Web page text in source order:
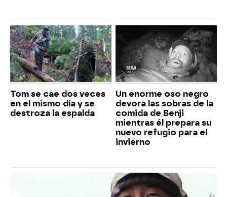
Tom se cae dos veces
en el mismo día y se
destroza la espalda
Un enorme oso negro
devora las sobras de la
comida de Benji
mientras él prepara su
nuevo refugio para el
invierno